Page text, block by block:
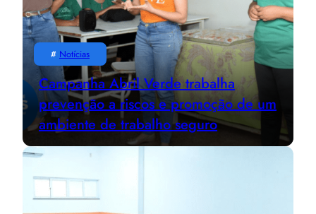
# Notícias
Campanha Abril Verde trabalha
prevenção a riscos e promoção de um
ambiente de trabalho seguro